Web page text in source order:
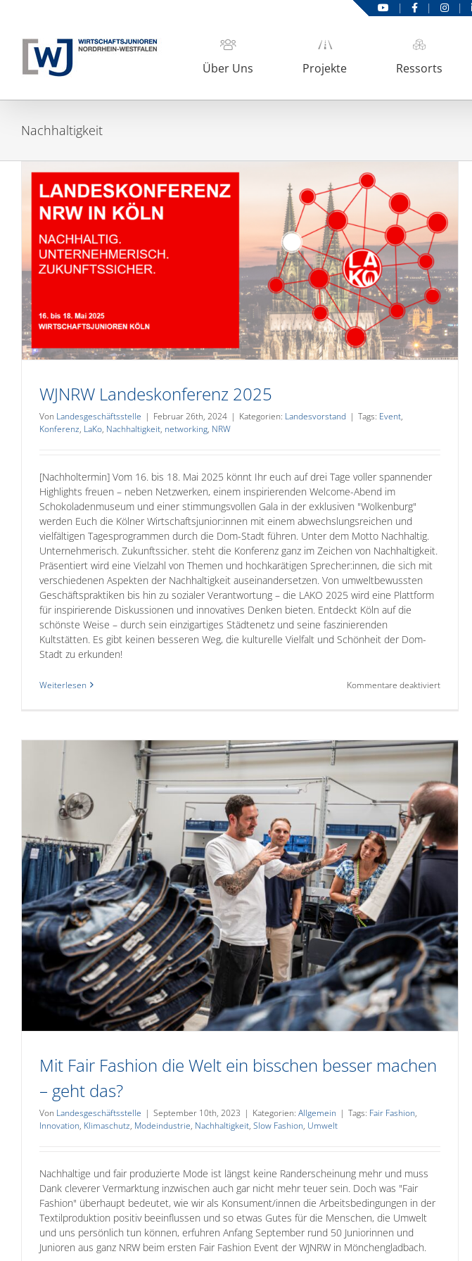
springen
Über Uns Projekte Ressorts
| | |
Nachhaltigkeit
WJNRW Landeskonferenz 2025
Von Landesgeschäftsstelle | Februar 26th, 2024 | Kategorien: Landesvorstand | Tags: Event,
Konferenz, LaKo, Nachhaltigkeit, networking, NRW
[Nachholtermin] Vom 16. bis 18. Mai 2025 könnt Ihr euch auf drei Tage voller spannender
Highlights freuen – neben Netzwerken, einem inspirierenden Welcome-Abend im
Schokoladenmuseum und einer stimmungsvollen Gala in der exklusiven "Wolkenburg"
werden Euch die Kölner Wirtschaftsjunior:innen mit einem abwechslungsreichen und
vielfältigen Tagesprogrammen durch die Dom-Stadt führen. Unter dem Motto Nachhaltig.
Unternehmerisch. Zukunftssicher.​ steht die Konferenz ganz im Zeichen von Nachhaltigkeit.
Präsentiert wird eine Vielzahl von Themen und hochkarätigen Sprecher:innen, die sich mit
verschiedenen Aspekten der Nachhaltigkeit auseinandersetzen. Von umweltbewussten
Geschäftspraktiken bis hin zu sozialer Verantwortung – die LAKO 2025 wird eine Plattform
für inspirierende Diskussionen und innovatives Denken bieten. Entdeckt Köln auf die
schönste Weise – durch sein einzigartiges Städtenetz und seine faszinierenden
Kultstätten. Es gibt keinen besseren Weg, die kulturelle Vielfalt und Schönheit der Dom-
Stadt zu erkunden!
Weiterlesen Kommentare deaktiviertfür
Gemeinsam stark in Zeiten des Wandels
Allgemein
Mit Fair Fashion die Welt ein bisschen besser machen
– geht das?
Von Landesgeschäftsstelle | September 10th, 2023 | Kategorien: Allgemein | Tags: Fair Fashion,
Innovation, Klimaschutz, Modeindustrie, Nachhaltigkeit, Slow Fashion, Umwelt
Nachhaltige und fair produzierte Mode ist längst keine Randerscheinung mehr und muss
Dank cleverer Vermarktung inzwischen auch gar nicht mehr teuer sein. Doch was "Fair
Fashion" überhaupt bedeutet, wie wir als Konsument/innen die Arbeitsbedingungen in der
Textilproduktion positiv beeinflussen und so etwas Gutes für die Menschen, die Umwelt
und uns persönlich tun können, erfuhren Anfang September rund 50 Juniorinnen und
Junioren aus ganz NRW beim ersten Fair Fashion Event der WJNRW in Mönchengladbach.
MEDIENPREIS WIRTSCHAFT NRW
Allgemein